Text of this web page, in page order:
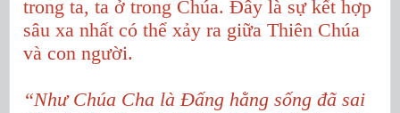
trong ta, ta ở trong Chúa. Đây là sự kết hợp
sâu xa nhất có thể xảy ra giữa Thiên Chúa
và con người.
“Như Chúa Cha là Đấng hằng sống đã sai